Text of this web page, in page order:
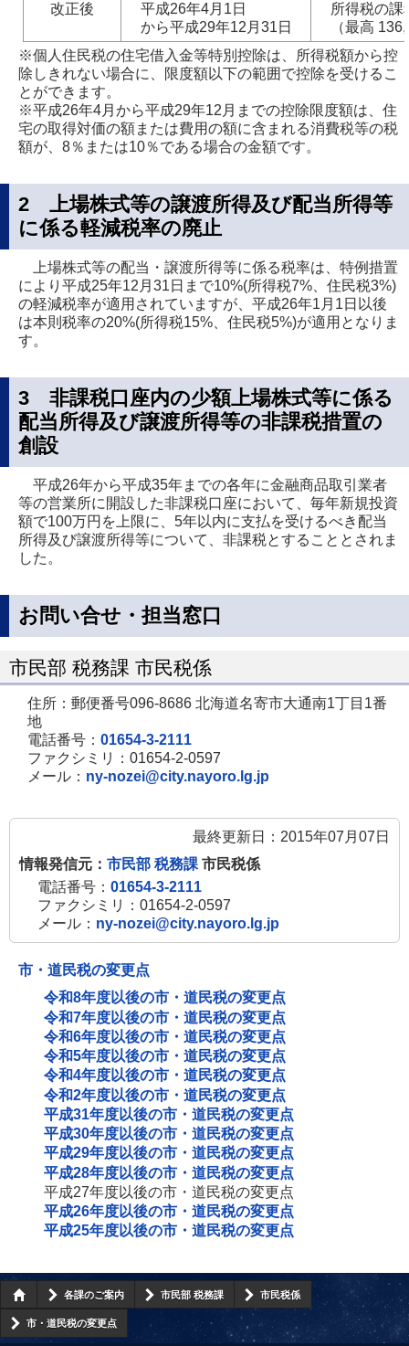
改正後
平成26年4月1日
から平成29年12月31日
所得税の課
（最高
※個人住民税の住宅借入金等特別控除は、所得税額から控
除しきれない場合に、限度額以下の範囲で控除を受けるこ
とができます。
※平成26年4月から平成29年12月までの控除限度額は、住
宅の取得対価の額または費用の額に含まれる消費税等の税
額が、8％または10％である場合の金額です。
2 上場株式等の譲渡所得及び配当所得等
に係る軽減税率の廃止
上場株式等の配当・譲渡所得等に係る税率は、特例措置
により平成25年12月31日まで10%(所得税7%、住民税3%)
の軽減税率が適用されていますが、平成26年1月1日以後
は本則税率の20%(所得税15%、住民税5%)が適用となりま
す。
3 非課税口座内の少額上場株式等に係る
配当所得及び譲渡所得等の非課税措置の
創設
平成26年から平成35年までの各年に金融商品取引業者
等の営業所に開設した非課税口座において、毎年新規投資
額で100万円を上限に、5年以内に支払を受けるべき配当
所得及び譲渡所得等について、非課税とすることとされま
した。
お問い合せ・担当窓口
市民部 税務課 市民税係
住所：郵便番号096-8686 北海道名寄市大通南1丁目1番
地
電話番号： 01654-3-2111
ファクシミリ：01654-2-0597
メール： ny-nozei@city.nayoro.lg.jp
最終更新日：2015年07月07日
情報発信元： 市民部 税務課 市民税係
電話番号： 01654-3-2111
ファクシミリ：01654-2-0597
メール： ny-nozei@city.nayoro.lg.jp
市・道民税の変更点
令和8年度以後の市・道民税の変更点
令和7年度以後の市・道民税の変更点
令和6年度以後の市・道民税の変更点
令和5年度以後の市・道民税の変更点
令和4年度以後の市・道民税の変更点
令和2年度以後の市・道民税の変更点
平成31年度以後の市・道民税の変更点
平成30年度以後の市・道民税の変更点
平成29年度以後の市・道民税の変更点
平成28年度以後の市・道民税の変更点
平成27年度以後の市・道民税の変更点
平成26年度以後の市・道民税の変更点
平成25年度以後の市・道民税の変更点
各課のご案内 市民部 税務課 市民税係
市・道民税の変更点